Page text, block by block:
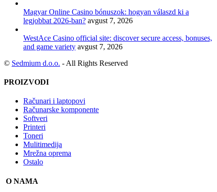
Magyar Online Casino bónuszok: hogyan válaszd ki a
legjobbat 2026-ban? avgust 7, 2026
WestAce Casino official site: discover secure access, bonuses,
and game variety avgust 7, 2026
© Sedmium d.o.o. - All Rights Reserved
PROIZVODI
Računari i laptopovi
Računarske komponente
Softveri
Printeri
Toneri
Mulitimedija
Mrežna oprema
Ostalo
O NAMA